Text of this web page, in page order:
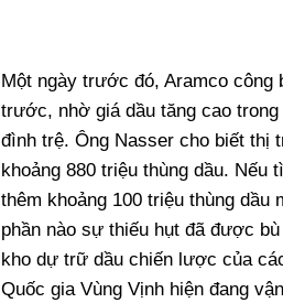
Một ngày trước đó, Aramco công
trước, nhờ giá dầu tăng cao
đình trệ. Ông Nasser cho biết thị
khoảng 880 triệu thùng dầu. Nếu
thêm khoảng 100 triệu thùng dầu
phần nào sự thiếu hụt đã được
kho dự trữ dầu chiến lược của
Quốc gia Vùng Vịnh hiện đang